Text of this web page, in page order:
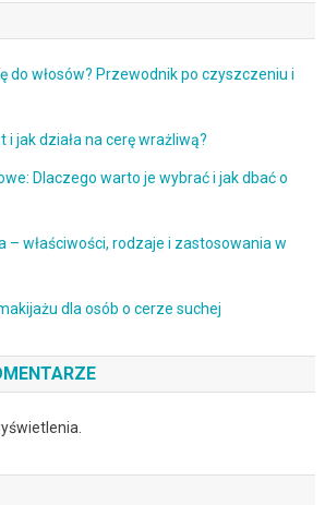
do włosów? Przewodnik po czyszczeniu i
i jak działa na cerę wrażliwą?
Dlaczego warto je wybrać i jak dbać o
– właściwości, rodzaje i zastosowania w
dla osób o cerze suchej